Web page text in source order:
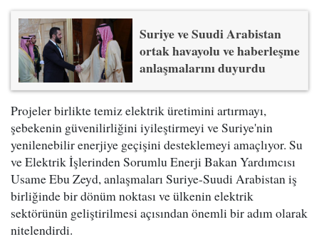
Suriye ve Suudi Arabistan
ortak havayolu ve haberleşme
anlaşmalarını duyurdu
Projeler birlikte temiz elektrik üretimini artırmayı,
şebekenin güvenilirliğini iyileştirmeyi ve Suriye'nin
yenilenebilir enerjiye geçişini desteklemeyi amaçlıyor. Su
ve Elektrik İşlerinden Sorumlu Enerji Bakan Yardımcısı
Usame Ebu Zeyd, anlaşmaları Suriye-Suudi Arabistan iş
birliğinde bir dönüm noktası ve ülkenin elektrik
sektörünün geliştirilmesi açısından önemli bir adım olarak
nitelendirdi.